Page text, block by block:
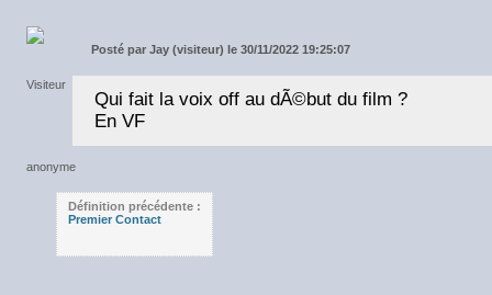
Posté par Jay (visiteur) le 30/11/2022 19:25:07
Qui fait la voix off au dÃ©but du film ?
En VF
Définition précédente :
Premier Contact